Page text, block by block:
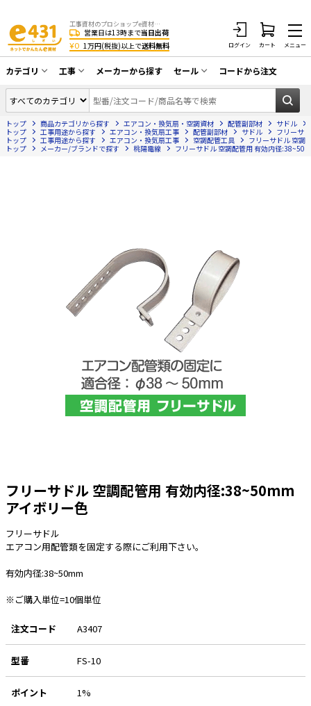
工事資材のプロショップe資材 CATV・アンテナ・防犯・光・LAN・電気・空調工事など
営業日は13時まで当日出荷
¥0 1万円(税抜)以上で送料無料 ログイン カート メニュー
カテゴリ
同軸ケーブル／テレビ用接栓／関連工具
アンテナ・取付金具・ブースター／CATV
部材類
配線補助具（モール・結束バンド・テー
光ファイバー・融着接続機関連
LANケーブル・コネクタ・関連資材/機器
ネットワーク機器
太陽光発電ケーブル・コネクタ・関連資
電源ケーブル／コネクタ／分電盤／ブレ
照明・照明器具
PF管/FEP管/CD管/情報線保護管
ボックス・ビニル電線管付属品・引き込
工具関連
EV充電設備工事関連
感染症関連
e431オリジナル
販売終了品
工事
CATV・アンテナ工事
光工事・FTTH工事
エアコン・換気扇工事
電気配管工事
EV充電設備工事
照明設置工事
ホテル・病院向け
メーカーから探す セール
在庫一掃セール
コードから注文
トップ 商品カテゴリから探す エアコン・換気扇・空調資材 配管副部材
サドル
トップ
工事用途から探す エアコン・換気扇工事 配管副部材 サドル
フリーサ
トップ
工事用途から探す エアコン・換気扇工事 空調配管工具
フリーサドル 空調
トップ
メーカー/ブランドで探す 桃陽電線 フリーサドル 空調配管用 有効内径
フリーサドル 空調配管用 有効内径:38~50mm
アイボリー色
フリーサドル
エアコン用配管類を固定する際にご利用下さい。
有効内径:38~50mm
※ご購入単位=10個単位
注文コード A3407
型番 FS-10
ポイント 1%